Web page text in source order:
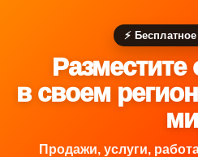
⚡
в своем
Продажи, услуги,